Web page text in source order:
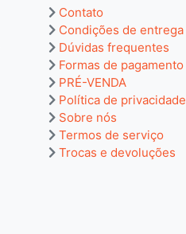
Contato
Condições de entrega
Dúvidas frequentes
Formas de pagamento
PRÉ-VENDA
Política de privacidade
Sobre nós
Termos de serviço
Trocas e devoluções